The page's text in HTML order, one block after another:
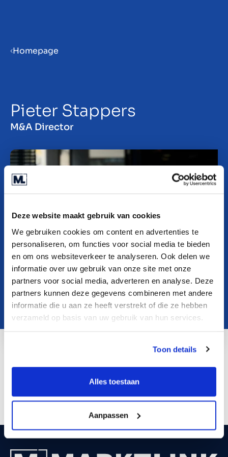
Deze website maakt gebruik van cookies
We gebruiken cookies om content en advertenties te
personaliseren, om functies voor social media te bieden
en om ons websiteverkeer te analyseren. Ook delen we
informatie over uw gebruik van onze site met onze
partners voor social media, adverteren en analyse. Deze
partners kunnen deze gegevens combineren met andere
informatie die u aan ze heeft verstrekt of die ze hebben
verzameld op basis van uw gebruik van hun services.
Toon details
Alles toestaan
Aanpassen
Homepage
Pieter Stappers
M&A Director
p.stappers@marktlink.com